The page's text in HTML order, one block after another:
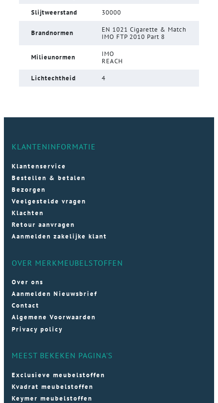
Slijtweerstand 30000
Brandnormen
EN 1021 Cigarette & Match
IMO FTP 2010 Part 8
Milieunormen
IMO
REACH
Lichtechtheid 4
KLANTENINFORMATIE
Klantenservice
Bestellen & betalen
Bezorgen
Veelgestelde vragen
Klachten
Retour aanvragen
Aanmelden zakelijke klant
OVER MERKMEUBELSTOFFEN
Over ons
Aanmelden Nieuwsbrief
Contact
Algemene Voorwaarden
Privacy policy
MEEST BEKEKEN PAGINA'S
Exclusieve meubelstoffen
Kvadrat meubelstoffen
Keymer meubelstoffen